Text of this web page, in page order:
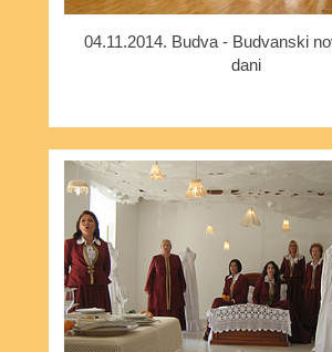
04.11.2014. Budva - Budvanski
dani